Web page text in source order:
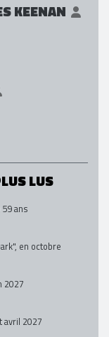
KEENAN
LUS
ans
en octobre
2027
avril 2027